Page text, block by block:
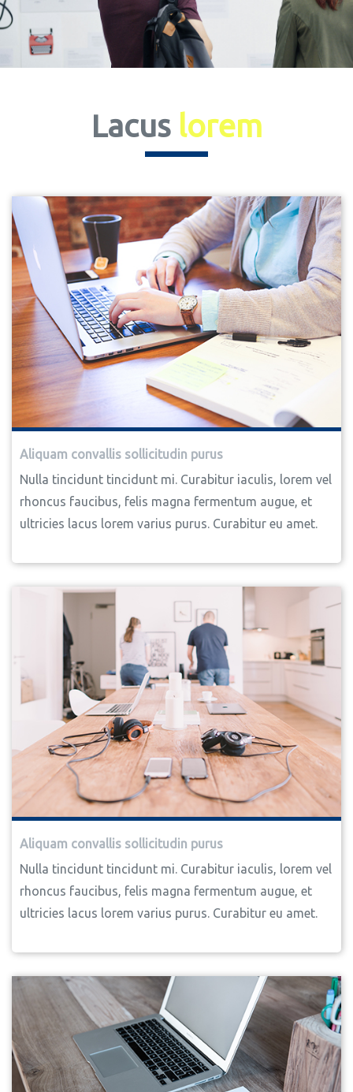
Lacus lorem
Aliquam convallis sollicitudin purus
Nulla tincidunt tincidunt mi. Curabitur iaculis, lorem vel
rhoncus faucibus, felis magna fermentum augue, et
ultricies lacus lorem varius purus. Curabitur eu amet.
Aliquam convallis sollicitudin purus
Nulla tincidunt tincidunt mi. Curabitur iaculis, lorem vel
rhoncus faucibus, felis magna fermentum augue, et
ultricies lacus lorem varius purus. Curabitur eu amet.